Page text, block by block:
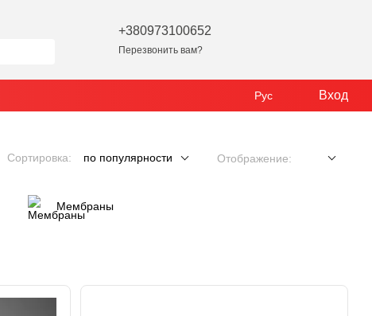
+380973100652
Перезвонить вам?
Рус Вход
Сортировка: по популярности Отображение:
Мембраны